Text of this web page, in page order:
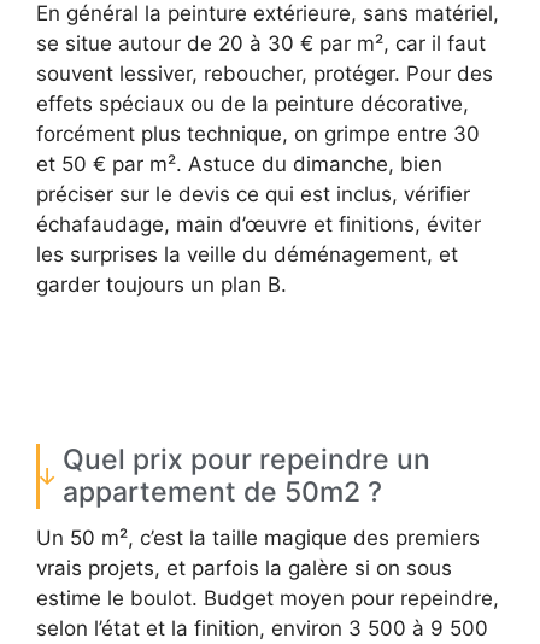
En général la peinture extérieure, sans matériel,
se situe autour de 20 à 30 € par m², car il faut
souvent lessiver, reboucher, protéger. Pour des
effets spéciaux ou de la peinture décorative,
forcément plus technique, on grimpe entre 30
et 50 € par m². Astuce du dimanche, bien
préciser sur le devis ce qui est inclus, vérifier
échafaudage, main d’œuvre et finitions, éviter
les surprises la veille du déménagement, et
garder toujours un plan B.
Quel prix pour repeindre un
appartement de 50m2 ?
Un 50 m², c’est la taille magique des premiers
vrais projets, et parfois la galère si on sous
estime le boulot. Budget moyen pour repeindre,
selon l’état et la finition, environ 3 500 à 9 500